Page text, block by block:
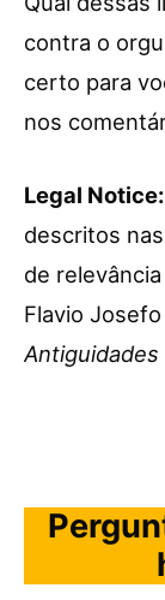
contra o
certo para
nos
Legal Notice:
descritos
de
Flavio
Antiguidades